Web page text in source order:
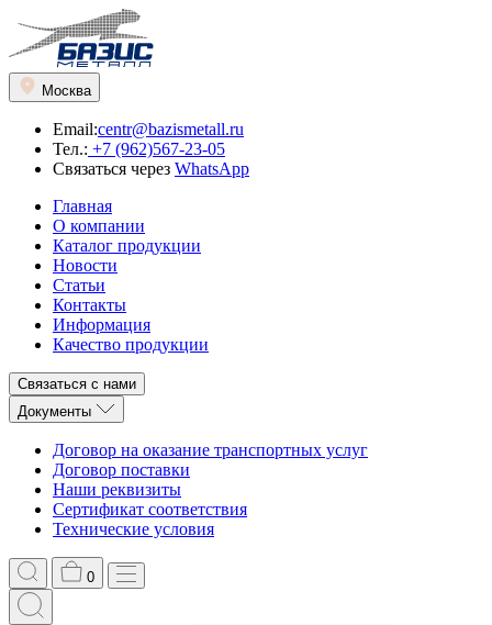
Москва
Email:centr@bazismetall.ru
Тел.: +7 (962)567-23-05
Связаться через WhatsApp
Главная
О компании
Каталог продукции
Новости
Статьи
Контакты
Информация
Качество продукции
Связаться с нами
Документы
Договор на оказание транспортных услуг
Договор поставки
Наши реквизиты
Сертификат соответствия
Технические условия
0